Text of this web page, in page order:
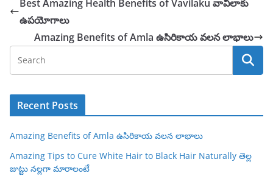
Best Amazing Health Benefits of Vavilaku వావిలాకు
ఉపయోగాలు
Amazing Benefits of Amla ఉసిరికాయ వలన లాభాలు
Recent Posts
Amazing Benefits of Amla ఉసిరికాయ వలన లాభాలు
Amazing Tips to Cure White Hair to Black Hair Naturally తెల్ల
జుట్టు నల్లగా మారాలంటే